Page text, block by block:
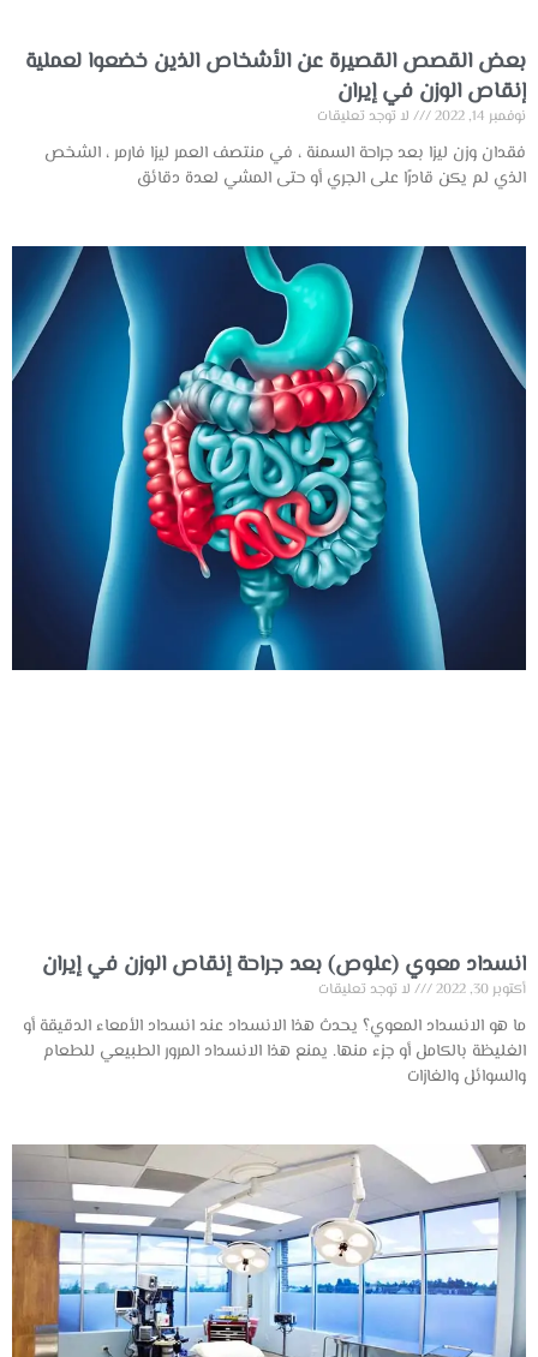
بعض القصص القصيرة عن الأشخاص الذين خضعوا لعملية
إنقاص الوزن في إيران
نوفمبر 14, 2022 لا توجد تعليقات
فقدان وزن ليزا بعد جراحة السمنة ، في منتصف العمر ليزا فارمر ، الشخص
الذي لم يكن قادرًا على الجري أو حتى المشي لعدة دقائق
انسداد معوي (علوص) بعد جراحة إنقاص الوزن في إيران
أكتوبر 30, 2022 لا توجد تعليقات
ما هو الانسداد المعوي؟ يحدث هذا الانسداد عند انسداد الأمعاء الدقيقة أو
الغليظة بالكامل أو جزء منها. يمنع هذا الانسداد المرور الطبيعي للطعام
والسوائل والغازات